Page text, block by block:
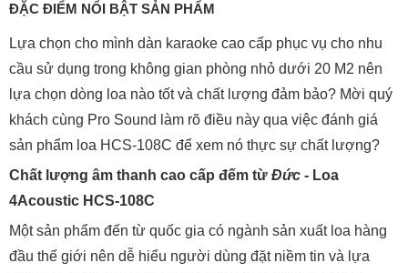
ĐẶC ĐIỂM NỔI BẬT SẢN PHẨM
Lựa chọn cho mình dàn karaoke cao cấp phục vụ cho nhu
cầu sử dụng trong không gian phòng nhỏ dưới 20 M2 nên
lựa chọn dòng loa nào tốt và chất lượng đảm bảo? Mời quý
khách cùng Pro Sound làm rõ điều này qua việc đánh giá
sản phẩm loa HCS-108C để xem nó thực sự chất lượng?
Chất lượng âm thanh cao cấp đếm từ Đức - Loa
4Acoustic HCS-108C
Một sản phẩm đến từ quốc gia có ngành sản xuất loa hàng
đầu thế giới nên dễ hiểu người dùng đặt niềm tin và lựa